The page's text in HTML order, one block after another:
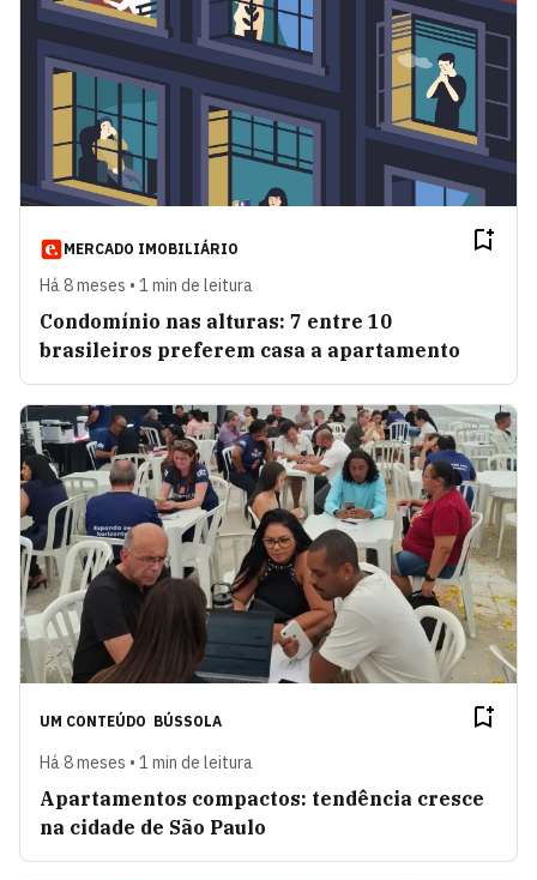
MERCADO IMOBILIÁRIO
Há 8 meses • 1 min de leitura
Condomínio nas alturas: 7 entre 10
brasileiros preferem casa a apartamento
UM CONTEÚDO BÚSSOLA
Há 8 meses • 1 min de leitura
Apartamentos compactos: tendência cresce
na cidade de São Paulo